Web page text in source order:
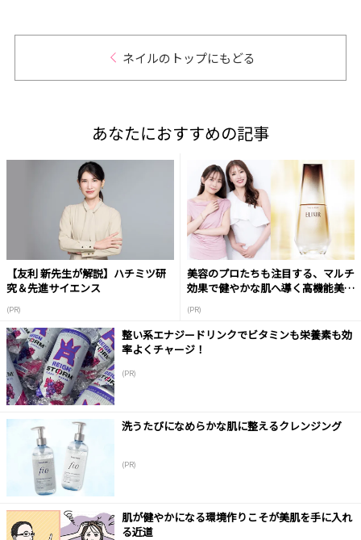
ネイルのトップにもどる
あなたにおすすめの記事
【友利 新先生が解説】ハチミツ研
究＆先進サイエンス
(PR)
美容のプロたちも注目する、マルチ
効果で健やかな肌へ導く高機能美容
(PR)
整い系エナジードリンクでビタミンも栄養素も効
率よくチャージ！
(PR)
洗うたびになめらかな肌に整えるクレンジング
(PR)
肌が健やかになる環境作りこそが美肌を手に入れ
る近道